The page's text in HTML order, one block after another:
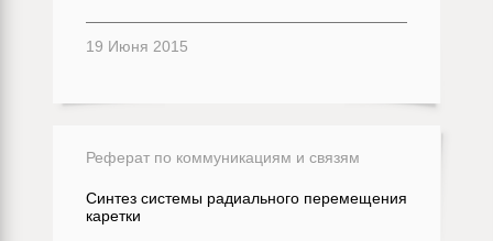
19 Июня 2015
Реферат по коммуникациям и связям
Синтез системы радиального перемещения
каретки